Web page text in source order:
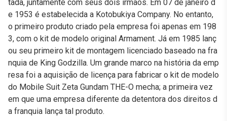
tada, juntamente com seus dois irmãos. Em 07 de janeiro d
e 1953 é estabelecida a Kotobukiya Company. No entanto,
o primeiro produto criado pela empresa foi apenas em 198
3, com o kit de modelo original Armament. Já em 1985 lanç
ou seu primeiro kit de montagem licenciado baseado na fra
nquia de King Godzilla. Um grande marco na história da emp
resa foi a aquisição de licença para fabricar o kit de modelo
do Mobile Suit Zeta Gundam THE-O mecha; a primeira vez
em que uma empresa diferente da detentora dos direitos d
a franquia lança tal produto.